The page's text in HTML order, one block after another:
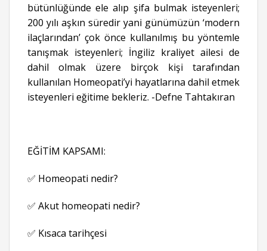
bütünlüğünde ele alıp şifa bulmak isteyenleri;
200 yılı aşkın süredir yani günümüzün ‘modern
ilaçlarından’ çok önce kullanılmış bu yöntemle
tanışmak isteyenleri; İngiliz kraliyet ailesi de
dahil olmak üzere birçok kişi tarafından
kullanılan Homeopati’yi hayatlarına dahil etmek
isteyenleri eğitime bekleriz. -Defne Tahtakıran
EĞİTİM KAPSAMI:
✅ Homeopati nedir?
✅ Akut homeopati nedir?
✅ Kısaca tarihçesi